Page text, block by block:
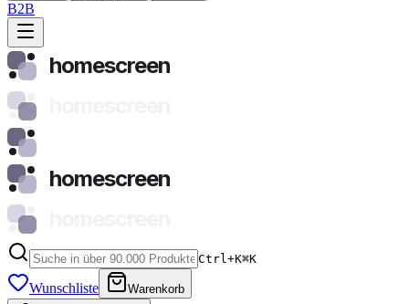
B2B
homescreen
homescreen
Ctrl+K⌘K
Wunschliste Warenkorb